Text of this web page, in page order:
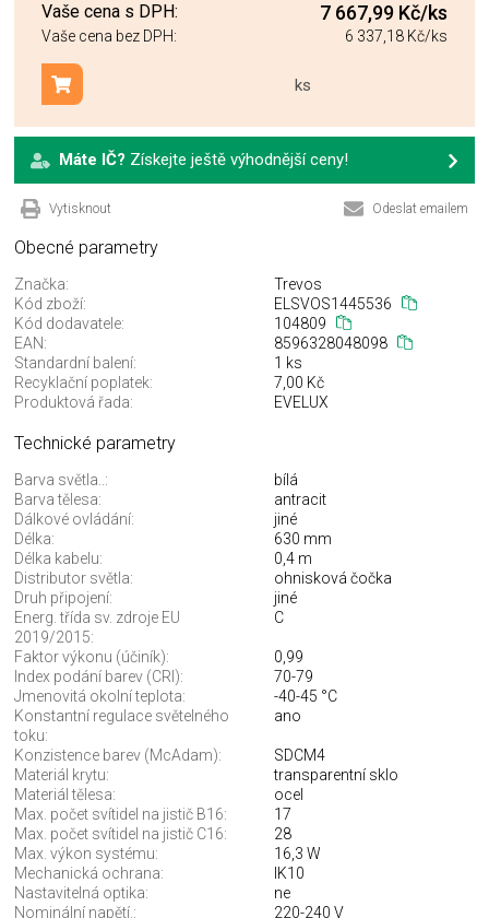
Vaše cena s DPH: 7 667,99 Kč/ks
Vaše cena bez DPH: 6 337,18 Kč/ks
ks
Přidat do košíku
Máte IČ? Získejte ještě výhodnější ceny!
Vytisknout Odeslat emailem
Obecné parametry
Značka:
Trevos
Kód zboží:
ELSVOS1445536
Kód dodavatele:
104809
EAN:
8596328048098
Standardní balení:
1 ks
Recyklační poplatek:
7,00 Kč
Produktová řada:
EVELUX
Technické parametry
Barva světla..:
bílá
Barva tělesa:
antracit
Dálkové ovládání:
jiné
Délka:
630 mm
Délka kabelu:
0,4 m
Distributor světla:
ohnisková čočka
Druh připojení:
jiné
Energ. třída sv. zdroje EU
2019/2015:
C
Faktor výkonu (účiník):
0,99
Index podání barev (CRI):
70-79
Jmenovitá okolní teplota:
-40-45 °C
Konstantní regulace světelného
toku:
ano
Konzistence barev (McAdam):
SDCM4
Materiál krytu:
transparentní sklo
Materiál tělesa:
ocel
Max. počet svítidel na jistič B16:
17
Max. počet svítidel na jistič C16:
28
Max. výkon systému:
16,3 W
Mechanická ochrana:
IK10
Nastavitelná optika:
ne
Nominální napětí.:
220-240 V